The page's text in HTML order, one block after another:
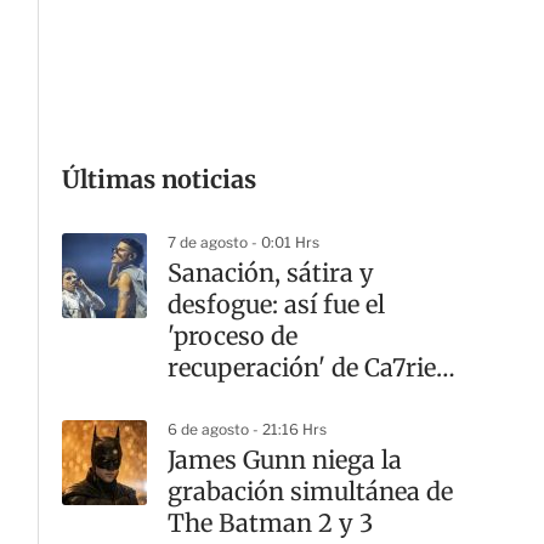
Últimas noticias
7 de agosto - 0:01 Hrs
Sanación, sátira y
desfogue: así fue el
'proceso de
recuperación' de Ca7riel
CDMX
6 de agosto - 21:16 Hrs
James Gunn niega la
grabación simultánea de
The Batman 2 y 3